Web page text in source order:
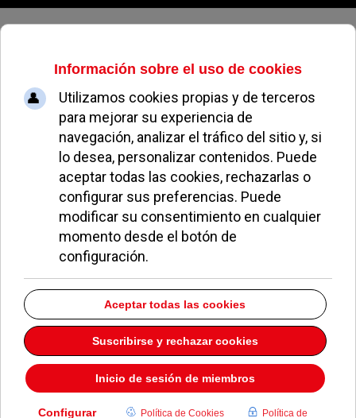
Sábado, 08 de agosto de 2026
La Casa de Extremadura en
desacuerdo con las
movilizaciones de Somos Pozuelo
REDACCIÓN NOTICIAS DE POZUELO 31 MARZO 2016